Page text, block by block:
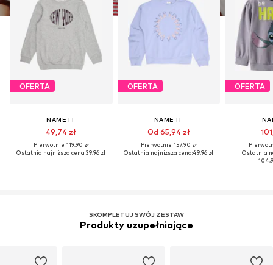
OFERTA
NAME IT
49,74 zł
Pierwotnie: 119,90 zł
Ostatnia najniższa cena:39,96 zł
OFERTA
NAME IT
Od 65,94 zł
Pierwotnie: 157,90 zł
Ostatnia najniższa cena:49,96 zł
OFERTA
Ostatnia
SKOMPLETUJ SWÓJ ZESTAW
Produkty uzupełniające